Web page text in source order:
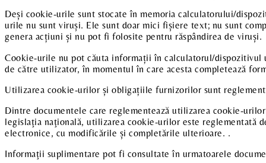
Deși cookie-urile sunt stocate în memoria calculatorului/
urile nu sunt viruși. Ele sunt doar mici fișiere text; nu sunt
genera acțiuni și nu pot fi folosite pentru răspândirea de viruși.
Cookie-urile nu pot căuta informații în calculatorul/
de către utilizator, în momentul în care acesta completează
Utilizarea cookie-urilor și obligațiile furnizorilor sunt
Dintre documentele care reglementează utilizarea cookie-
legislaţia naţională, utilizarea cookie-urilor este reglementată
electronice, cu modificările și completările ulterioare. .
Informaţii suplimentare pot fi consultate în urmatoarele